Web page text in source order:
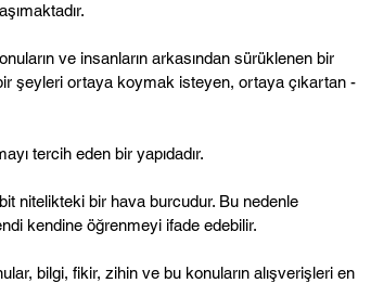
ve insanların arkasından sürüklenen bir
şeyleri ortaya koymak isteyen, ortaya çıkartan -
tercih eden bir yapıdadır.
nitelikteki bir hava burcudur. Bu nedenle
kendine öğrenmeyi ifade edebilir.
bilgi, fikir, zihin ve bu konuların alışverişleri en